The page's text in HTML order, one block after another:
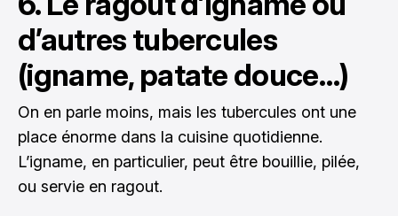
d’autres tubercules
(igname, patate douce…)
On en parle moins, mais les tubercules ont une
place énorme dans la cuisine quotidienne.
L’igname, en particulier, peut être bouillie, pilée,
ou servie en ragout.